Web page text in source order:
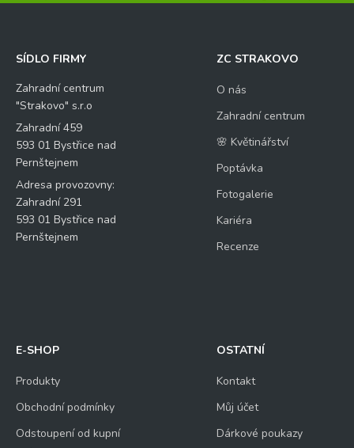
o
a
z
Kontrolní otázka
7
+
15
Odeslat
SÍDLO FIRMY
Zahradní centrum
"Strakovo" s.r.o
Zahradní 459
593 01 Bystřice nad
Pernštejnem
Adresa provozovny:
Zahradní 291
593 01 Bystřice nad
Pernštejnem
ZC STRAKOVO
O nás
Zahradní centrum
🌸 Květinářství
Poptávka
Fotogalerie
Kariéra
Recenze
E-SHOP
Produkty
Obchodní podmínky
Odstoupení od kupní
OSTATNÍ
Kontakt
Můj účet
Dárkové poukazy